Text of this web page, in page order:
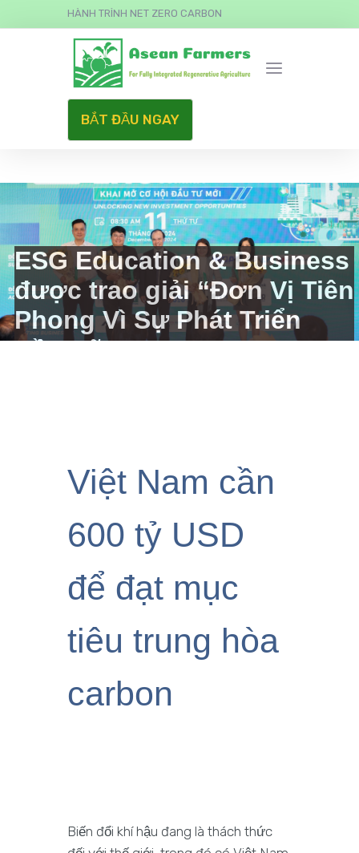
HÀNH TRÌNH NET ZERO CARBON
BẮT ĐẦU NGAY
ESG Education & Business
được trao giải “Đơn Vị Tiên
Phong Vì Sự Phát Triển
Bền Vững”
Việt Nam cần
600 tỷ USD
để đạt mục
tiêu trung hòa
carbon
Biến đổi khí hậu đang là thách thức